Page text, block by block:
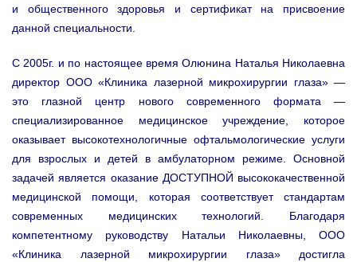
и общественного здоровья и сертификат на присвоение
данной специальности.
С 2005г. и по настоящее время Олюнина Наталья Николаевна
директор ООО «Клиника лазерной микрохирургии глаза» —
это глазной центр нового современного формата —
специализированное медицинское учреждение, которое
оказывает высокотехнологичные офтальмологические услуги
для взрослых и детей в амбулаторном режиме. Основной
задачей является оказание ДОСТУПНОЙ высококачественной
медицинской помощи, которая соответствует стандартам
современных медицинских технологий. Благодаря
компетентному руководству Натальи Николаевны, ООО
«Клиника лазерной микрохирургии глаза» достигла